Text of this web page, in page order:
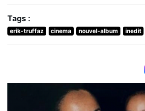
Tags :
erik-truffaz cinema nouvel-album inedit